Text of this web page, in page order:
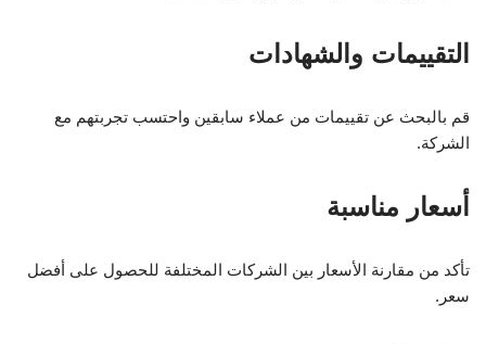
التقييمات والشهادات
قم بالبحث عن تقييمات من عملاء سابقين واحتسب تجربتهم مع
الشركة.
أسعار مناسبة
تأكد من مقارنة الأسعار بين الشركات المختلفة للحصول على أفضل
سعر.